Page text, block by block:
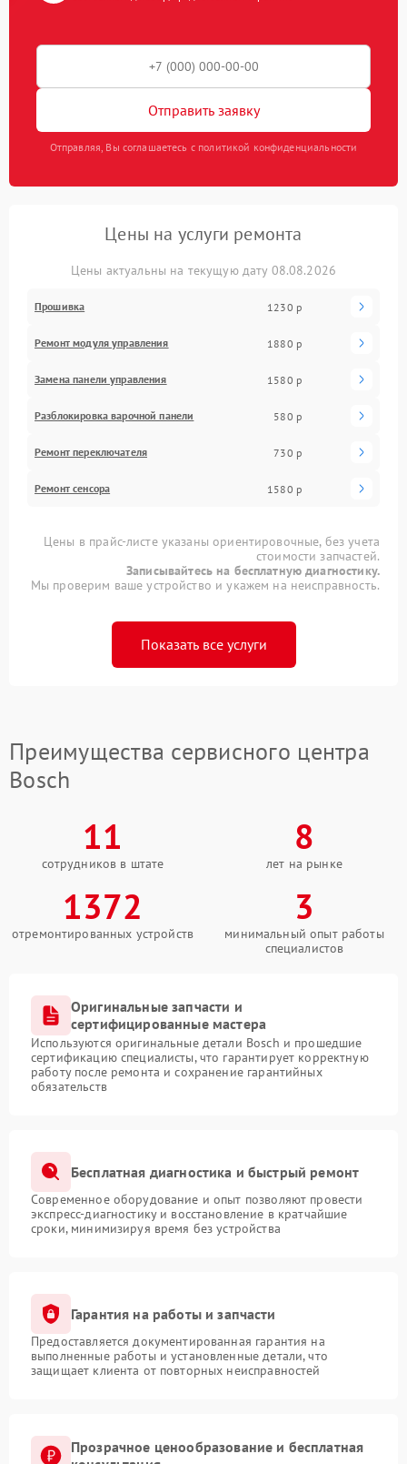
Отправить заявку
Отправляя, Вы соглашаетесь с политикой конфиденциальности
Цены на услуги ремонта
Цены актуальны на текущую дату 08.08.2026
Прошивка 1230 р
Ремонт модуля управления 1880 р
Замена панели управления 1580 р
Разблокировка варочной панели 580 р
Ремонт переключателя 730 р
Ремонт сенсора 1580 р
Цены в прайс-листе указаны ориентировочные, без учета
стоимости запчастей.
Записывайтесь на бесплатную диагностику.
Мы проверим ваше устройство и укажем на неисправность.
Показать все услуги
Преимущества сервисного центра
Bosch
11
сотрудников в штате
8
лет на рынке
1372
отремонтированных устройств
3
минимальный опыт работы
специалистов
Оригинальные запчасти и
сертифицированные мастера
Используются оригинальные детали Bosch и прошедшие
сертификацию специалисты, что гарантирует корректную
работу после ремонта и сохранение гарантийных
обязательств
Бесплатная диагностика и быстрый ремонт
Современное оборудование и опыт позволяют провести
экспресс-диагностику и восстановление в кратчайшие
сроки, минимизируя время без устройства
Гарантия на работы и запчасти
Предоставляется документированная гарантия на
выполненные работы и установленные детали, что
защищает клиента от повторных неисправностей
Прозрачное ценообразование и бесплатная